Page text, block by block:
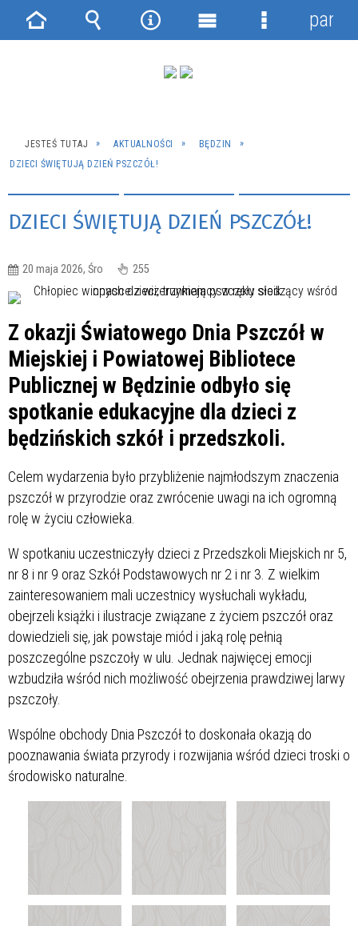
JESTEŚ TUTAJ AKTUALNOŚCI
BĘDZIN
DZIECI ŚWIĘTUJĄ DZIEŃ PSZCZÓŁ!
DZIECI ŚWIĘTUJĄ DZIEŃ PSZCZÓŁ!
20 maja 2026, Śro 255
Z okazji Światowego Dnia Pszczół w
Miejskiej i Powiatowej Bibliotece
Publicznej w Będzinie odbyło się
spotkanie edukacyjne dla dzieci z
będzińskich szkół i przedszkoli.
Celem wydarzenia było przybliżenie najmłodszym znaczenia
pszczół w przyrodzie oraz zwrócenie uwagi na ich ogromną
rolę w życiu człowieka.
W spotkaniu uczestniczyły dzieci z Przedszkoli Miejskich nr 5,
nr 8 i nr 9 oraz Szkół Podstawowych nr 2 i nr 3. Z wielkim
zainteresowaniem mali uczestnicy wysłuchali wykładu,
obejrzeli książki i ilustracje związane z życiem pszczół oraz
dowiedzieli się, jak powstaje miód i jaką rolę pełnią
poszczególne pszczoły w ulu. Jednak najwięcej emocji
wzbudziła wśród nich możliwość obejrzenia prawdziwej larwy
pszczoły.
Wspólne obchody Dnia Pszczół to doskonała okazją do
pooznawania świata przyrody i rozwijania wśród dzieci troski o
środowisko naturalne.
Strona Wyszukiwarka
NarzędziaMenu
Menu
panel